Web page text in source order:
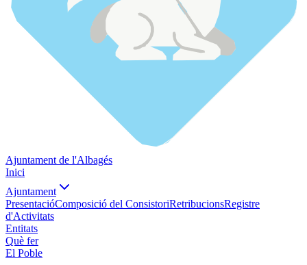
Ajuntament de l'Albagés
Inici
Ajuntament
PresentacióComposició del ConsistoriRetribucionsRegistre
d'Activitats
Entitats
Què fer
El Poble